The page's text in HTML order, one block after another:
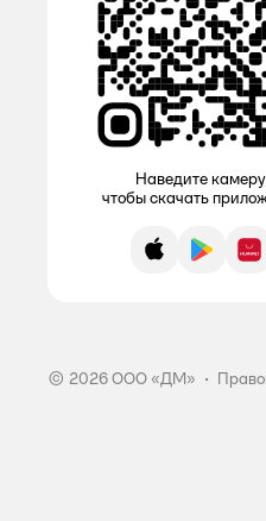
Наведите
чтобы скачать
App Store
Google
© 2026 ООО «ДМ» •